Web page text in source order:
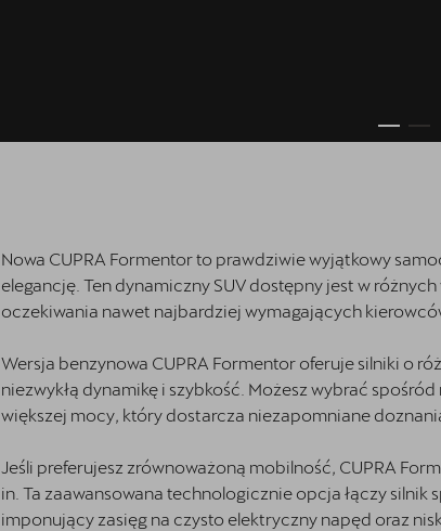
Nowa CUPRA Formentor to prawdziwie wyjątkowy
elegancję. Ten dynamiczny SUV dostępny jest w
oczekiwania nawet najbardziej wymagających
Wersja benzynowa CUPRA Formentor oferuje silniki o
niezwykłą dynamikę i szybkość. Możesz wybrać
większej mocy, który dostarcza niezapomniane
Jeśli preferujesz zrównoważoną mobilność, CUPRA
in. Ta zaawansowana technologicznie opcja łączy
imponujący zasięg na czysto elektryczny napęd oraz